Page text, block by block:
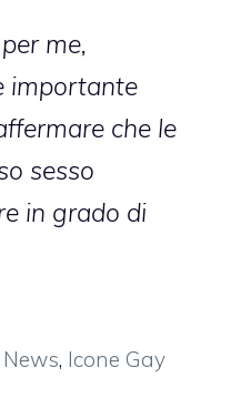
me,
importante
che le
sesso
in grado di
, Icone Gay